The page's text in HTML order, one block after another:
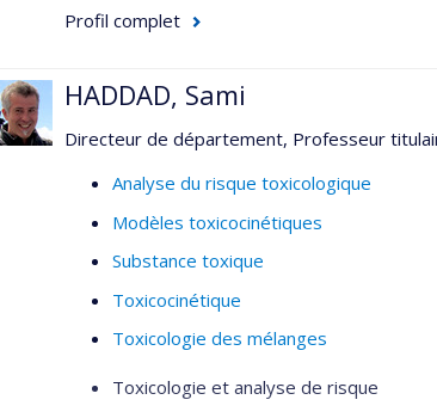
Profil complet
HADDAD, Sami
Directeur de département, Professeur
Analyse du risque toxicologique
Modèles toxicocinétiques
Substance toxique
Toxicocinétique
Toxicologie des mélanges
Toxicologie et analyse de risque